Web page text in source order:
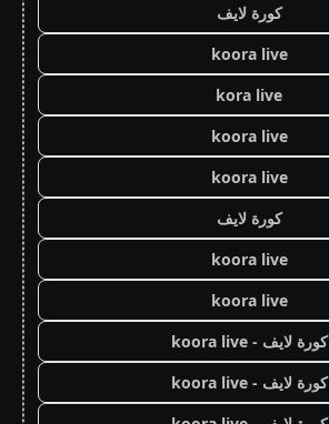
كورة لايف
koora live
kora live
koora live
koora live
كورة لايف
koora live
koora live
كورة لايف - koora live
كورة لايف - koora live